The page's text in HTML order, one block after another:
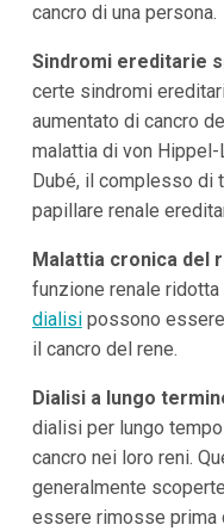
cancro di una persona.
Sindromi ereditarie
certe sindromi
aumentato di cancro
malattia di von
Dubé, il complesso di
papillare renale
Malattia cronica del
funzione renale
dialisipossono
il cancro del rene.
Dialisi a lungo
dialisi per lungo
cancro nei loro reni.
generalmente
essere rimosse prima